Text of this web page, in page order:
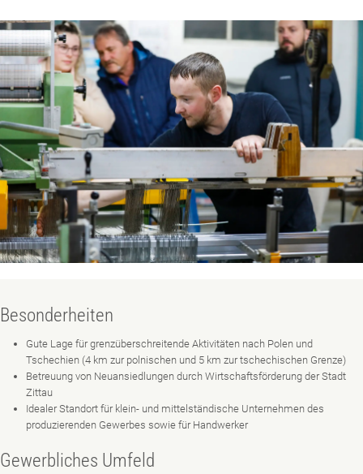
Besonderheiten
Gute Lage für grenzüberschreitende Aktivitäten nach Polen und
Tschechien (4 km zur polnischen und 5 km zur tschechischen Grenze)
Betreuung von Neuansiedlungen durch Wirtschaftsförderung der Stadt
Zittau
Idealer Standort für klein- und mittelständische Unternehmen des
produzierenden Gewerbes sowie für Handwerker
Gewerbliches Umfeld